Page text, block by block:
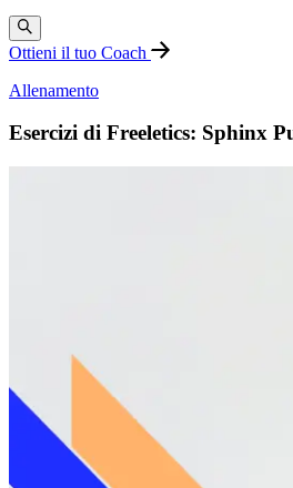
Ottieni il tuo Coach
Allenamento
Esercizi di Freeletics: Sphinx